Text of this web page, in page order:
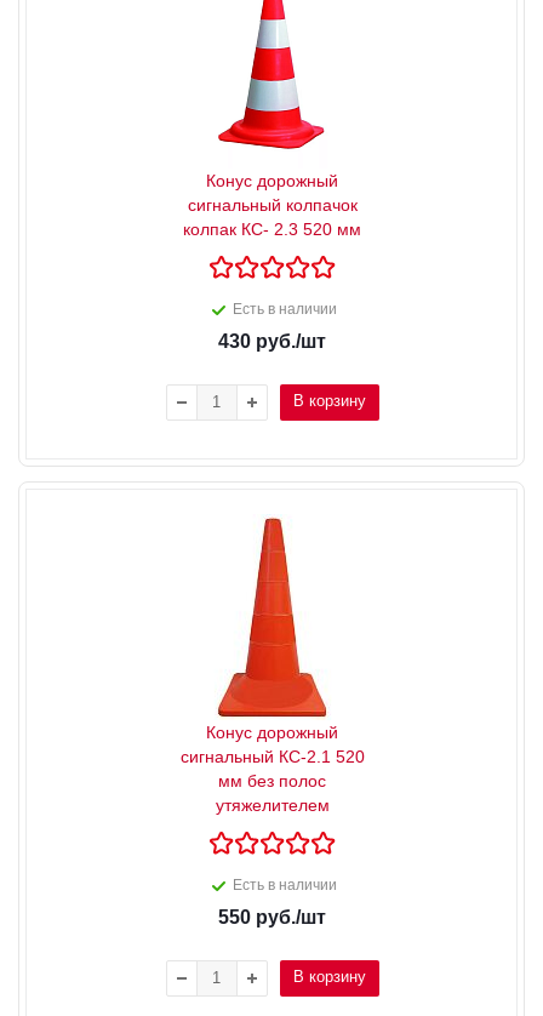
Конус дорожный
сигнальный колпачок
колпак КС- 2.3 520 мм
Есть в наличии
430 руб./шт
В корзину
Конус дорожный
сигнальный КС-2.1 520
мм без полос
утяжелителем
Есть в наличии
550 руб./шт
В корзину